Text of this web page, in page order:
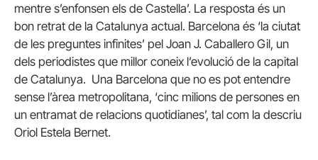
mentre s’enfonsen els de Castella’. La resposta és un
bon retrat de la Catalunya actual. Barcelona és ‘la ciutat
de les preguntes infinites’ pel Joan J. Caballero Gil, un
dels periodistes que millor coneix l’evolució de la capital
de Catalunya. Una Barcelona que no es pot entendre
sense l’àrea metropolitana, ‘cinc milions de persones en
un entramat de relacions quotidianes’, tal com la descriu
Oriol Estela Bernet.